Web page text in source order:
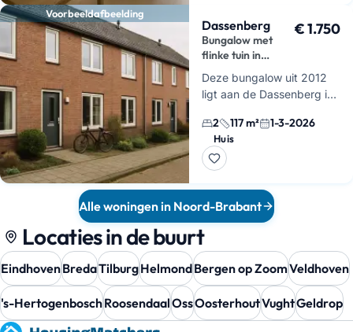
Voorbeeldafbeelding
Dassenberg
Bungalow met
flinke tuin in
Waalre
€ 1.750
Deze bungalow uit 2012
ligt aan de Dassenberg in
Waalre. Met een
oppervlakte van 117
vierkante meter heb je hier
2 117 m² 1-3-2026
Huis
Alle woningen in Noord-Brabant
Locaties in de buurt
EindhovenBredaTilburgHelmondBergen op ZoomVeldhoven
's-HertogenboschRoosendaalOssOosterhoutVughtGeldrop